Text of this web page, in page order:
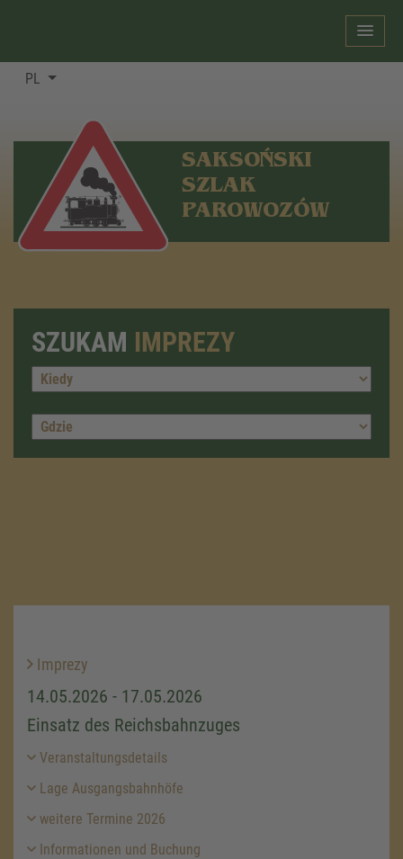
PL
SAKSOŃSKI
SZLAK
PAROWOZÓW
SZUKAM IMPREZY
Imprezy
14.05.2026 - 17.05.2026
Einsatz des Reichsbahnzuges
Veranstaltungsdetails
Lage Ausgangsbahnhöfe
weitere Termine 2026
Informationen und Buchung